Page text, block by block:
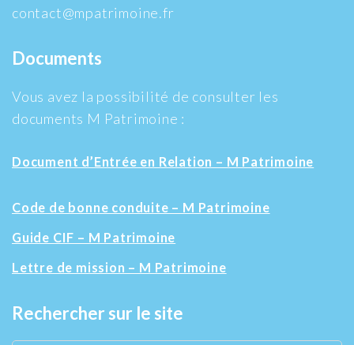
contact@mpatrimoine.fr
Documents
Vous avez la possibilité de consulter les
documents M Patrimoine :
Document d’Entrée en Relation – M Patrimoine
Code de bonne conduite – M Patrimoine
Guide CIF – M Patrimoine
Lettre de mission – M Patrimoine
Rechercher sur le site